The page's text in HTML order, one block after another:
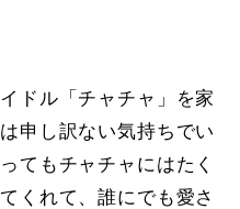
ドル「チャチャ」を家
申し訳ない気持ちでい
てもチャチャにはたく
くれて、誰にでも愛さ